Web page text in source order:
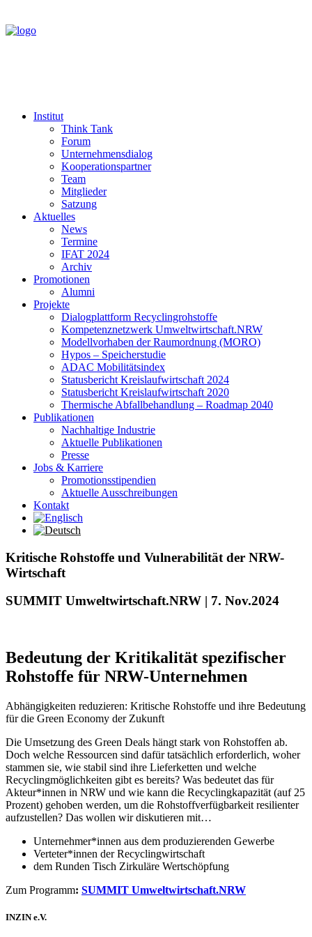
Institut
Think Tank
Forum
Unternehmensdialog
Kooperationspartner
Team
Mitglieder
Satzung
Aktuelles
News
Termine
IFAT 2024
Archiv
Promotionen
Alumni
Projekte
Dialogplattform Recyclingrohstoffe
Kompetenznetzwerk Umweltwirtschaft.NRW
Modellvorhaben der Raumordnung (MORO)
Hypos – Speicherstudie
ADAC Mobilitätsindex
Statusbericht Kreislaufwirtschaft 2024
Statusbericht Kreislaufwirtschaft 2020
Thermische Abfallbehandlung – Roadmap 2040
Publikationen
Nachhaltige Industrie
Aktuelle Publikationen
Presse
Jobs & Karriere
Promotionsstipendien
Aktuelle Ausschreibungen
Kontakt
Kritische Rohstoffe und Vulnerabilität der NRW-
Wirtschaft
SUMMIT Umweltwirtschaft.NRW | 7. Nov.2024
Bedeutung der Kritikalität spezifischer
Rohstoffe für NRW-Unternehmen
Abhängigkeiten reduzieren: Kritische Rohstoffe und ihre Bedeutung
für die Green Economy der Zukunft
Die Umsetzung des Green Deals hängt stark von Rohstoffen ab.
Doch welche Ressourcen sind dafür tatsächlich erforderlich, woher
stammen sie, wie stabil sind ihre Lieferketten und welche
Recyclingmöglichkeiten gibt es bereits? Was bedeutet das für
Akteur*innen in NRW und wie kann die Recyclingkapazität (auf 25
Prozent) gehoben werden, um die Rohstoffverfügbarkeit resilienter
aufzustellen? Das wollen wir diskutieren mit…
Unternehmer*innen aus dem produzierenden Gewerbe
Verteter*innen der Recyclingwirtschaft
dem Runden Tisch Zirkuläre Wertschöpfung
Zum Programm: SUMMIT Umweltwirtschaft.NRW
INZIN e.V.